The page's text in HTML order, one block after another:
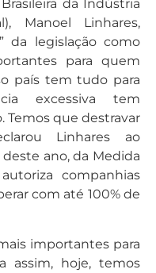
da Indústria
Manoel Linhares,
da legislação como
para quem
país tem tudo para
excessiva tem
Temos que destravar
Linhares ao
ano, da Medida
companhias
com até 100% de
importantes para
assim, hoje, temos